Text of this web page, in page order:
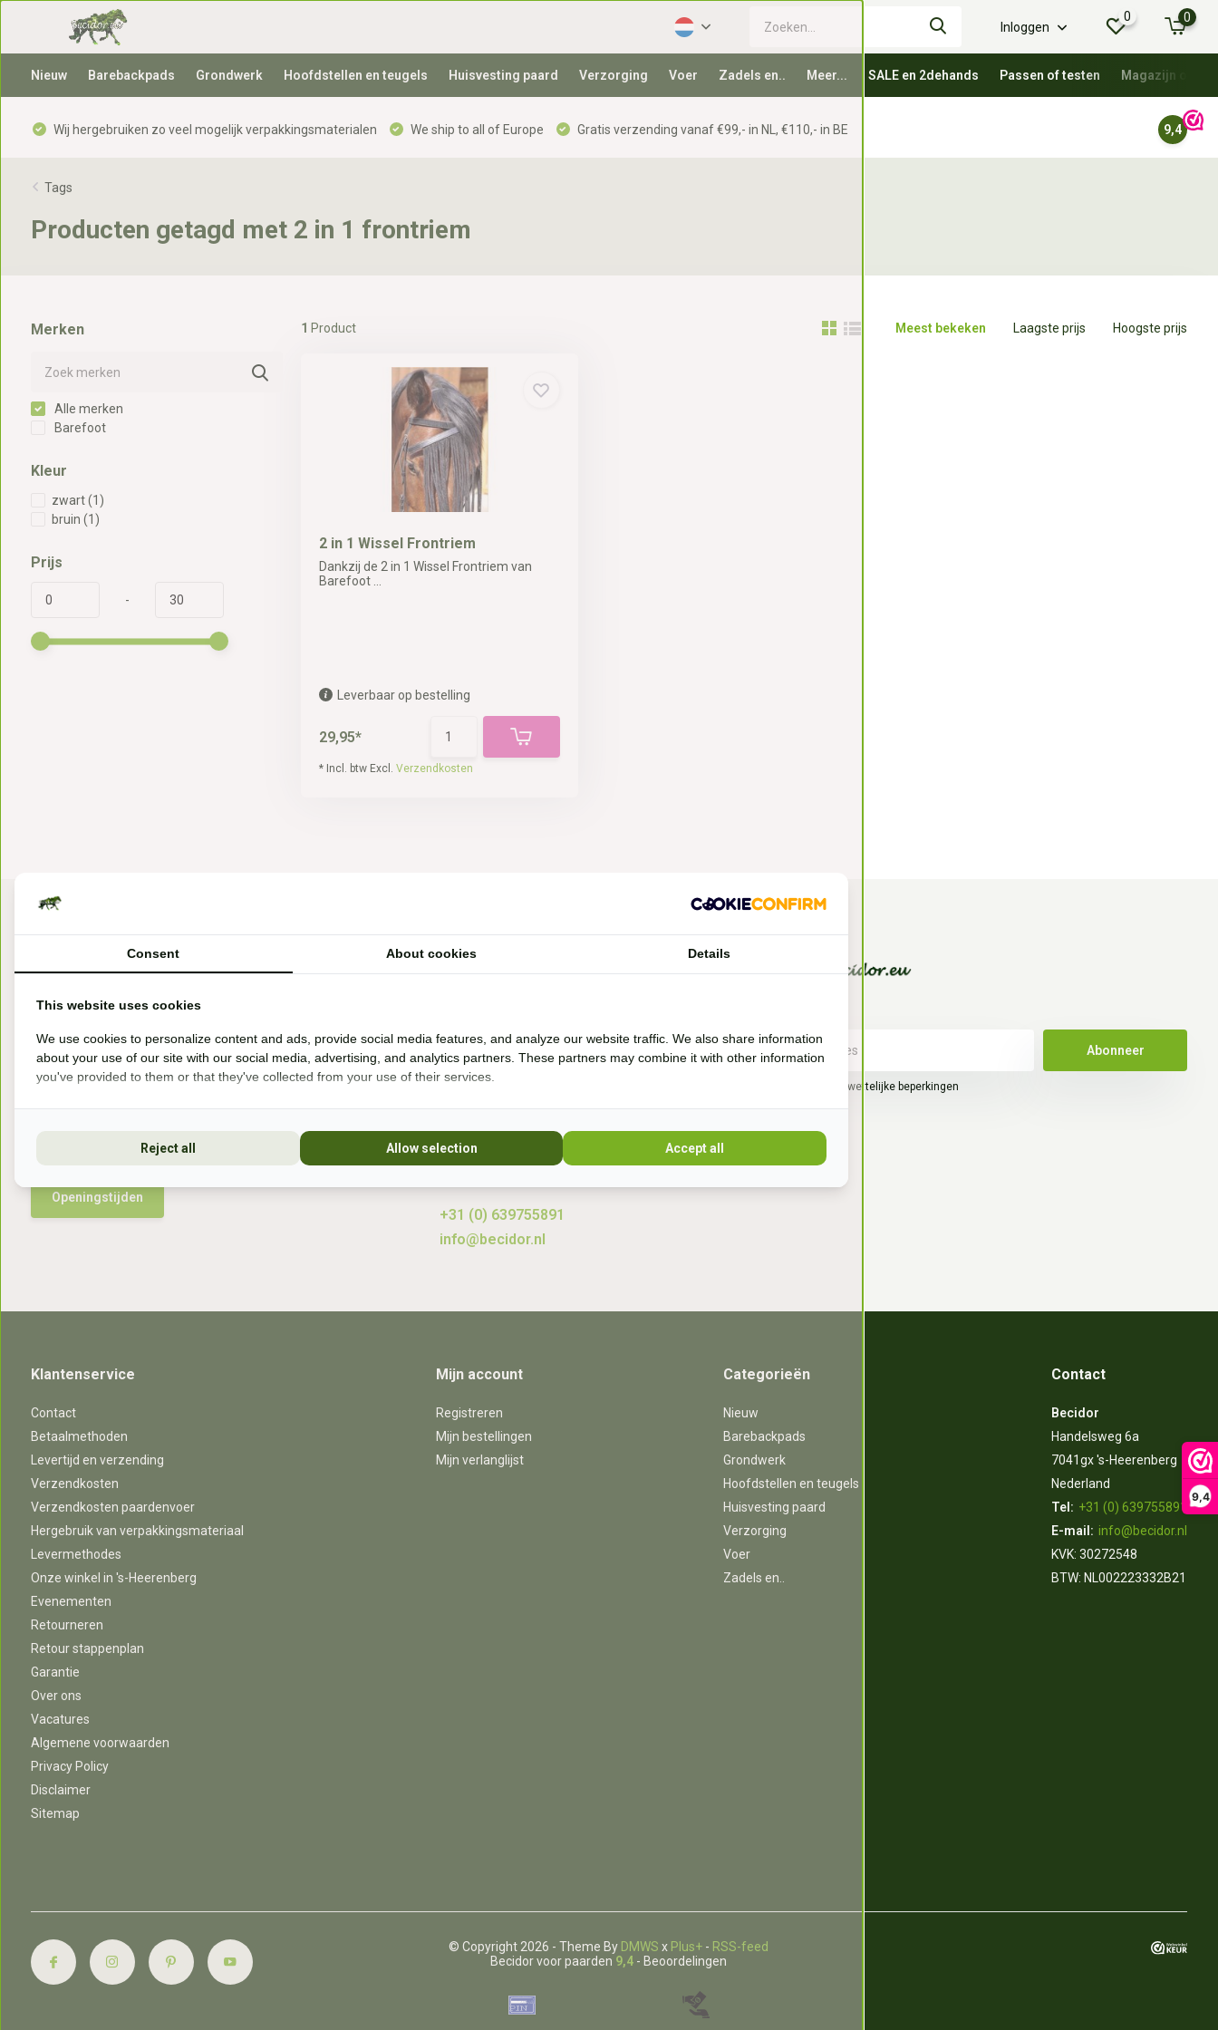
9,4
Inloggen
0 0
Nieuw Barebackpads Grondwerk Hoofdstellen en teugels Huisvesting paard Verzorging Voer Zadels en.. Meer... SALE en 2dehands Passen of testen Magazijn
Wij hergebruiken zo veel mogelijk verpakkingsmaterialen We ship to all of Europe Gratis verzending vanaf €99,- in NL, €110,- in BE 9,4
Tags
Producten getagd met 2 in 1 frontriem
Merken
Alle merken
Barefoot
Kleur
zwart(1)
bruin (1)
Prijs
-
1 Product Meest bekeken Laagste prijs Hoogste prijs
2 in 1 Wissel Frontriem
Dankzij de 2 in 1 Wissel Frontriem van
Barefoot ...
Leverbaar op bestelling
29,95*
* Incl. btw Excl. Verzendkosten
Bezoek onze winkel
Handelsweg 6a
7041gx 's-Heerenberg
aan de Duitse grens, aan de A12/A3
Openingstijden
Vragen?
Ik ben het best te bereiken via Whatsapp.
Ik help je graag. Ik probeer veel producten zelf
10 jaar ijzerloos en wonen in een paddock
paradise. Sinds 20
+31 (0) 639755891
info@becidor.nl
Abonneer
* Lees hier de wettelijke beperkingen
Klantenservice
Contact
Betaalmethoden
Levertijd en verzending
Verzendkosten
Verzendkosten paardenvoer
Hergebruik van verpakkingsmateriaal
Levermethodes
Onze winkel in 's-Heerenberg
Evenementen
Retourneren
Retour stappenplan
Garantie
Over ons
Vacatures
Algemene voorwaarden
Privacy Policy
Disclaimer
Sitemap
Mijn account
Registreren
Mijn bestellingen
Mijn verlanglijst
Categorieën
Nieuw
Barebackpads
Grondwerk
Hoofdstellen en teugels
Huisvesting paard
Verzorging
Voer
Zadels en..
Contact
Becidor
Handelsweg 6a
7041gx 's-Heerenberg
Nederland
Tel: +31 (0) 639755891
E-mail: info@becidor.nl
KVK: 30272548
BTW: NL002223332B21
© Copyright 2026 - Theme By DMWS x Plus+ - RSS-feed
Becidor voor paarden 9,4 - Beoordelingen
Consent About cookies Details
This website uses cookies
We use cookies to personalize content and ads, provide social media features, and analyze our website traffic. We also share information
about your use of our site with our social media, advertising, and analytics partners. These partners may combine it with other information
you've provided to them or that they've collected from your use of their services.
Reject all Allow selection Accept all